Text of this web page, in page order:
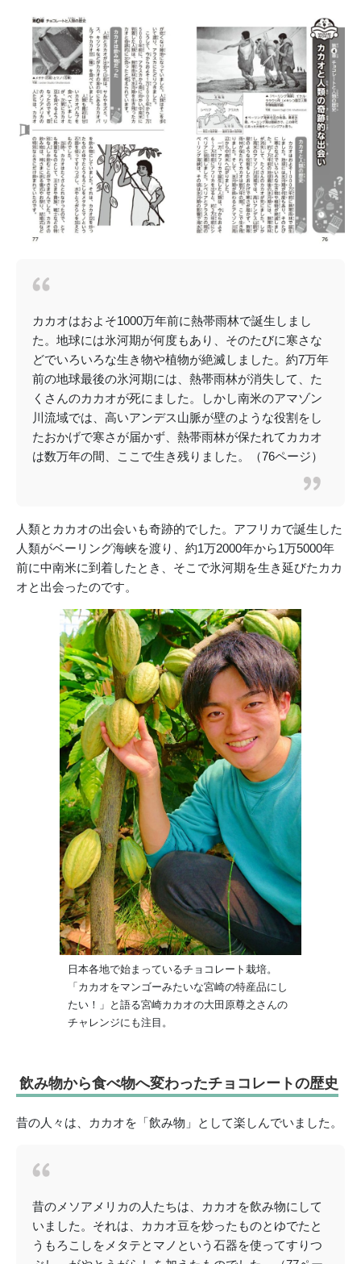
カカオはおよそ1000万年前に熱帯雨林で誕生しまし
た。地球には氷河期が何度もあり、そのたびに寒さな
どでいろいろな生き物や植物が絶滅しました。約7万年
前の地球最後の氷河期には、熱帯雨林が消失して、た
くさんのカカオが死にました。しかし南米のアマゾン
川流域では、高いアンデス山脈が壁のような役割をし
たおかげで寒さが届かず、熱帯雨林が保たれてカカオ
は数万年の間、ここで生き残りました。（76ページ）
人類とカカオの出会いも奇跡的でした。アフリカで誕生した
人類がベーリング海峡を渡り、約1万2000年から1万5000年
前に中南米に到着したとき、そこで氷河期を生き延びたカカ
オと出会ったのです。
日本各地で始まっているチョコレート栽培。
「カカオをマンゴーみたいな宮崎の特産品にし
たい！」と語る宮崎カカオの大田原尊之さんの
チャレンジにも注目。
飲み物から食べ物へ変わったチョコレートの歴史
昔の人々は、カカオを「飲み物」として楽しんでいました。
昔のメソアメリカの人たちは、カカオを飲み物にして
いました。それは、カカオ豆を炒ったものとゆでたと
うもろこしをメタテとマノという石器を使ってすりつ